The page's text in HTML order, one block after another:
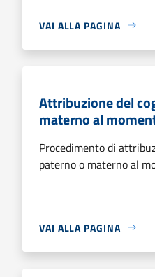
VAI ALLA PAGINA
Attribuzione del
materno al
Procedimento di
paterno o materno al
VAI ALLA PAGINA